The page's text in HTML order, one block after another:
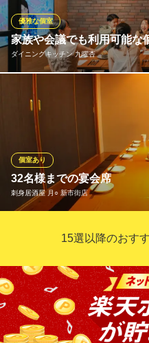
旬の魚と炙り焼 惣や
天然魚の刺身と炭火焼
熊本市電通町筋駅 徒歩1分
熊本県熊本市中央区手取本町2-20 手
家族や会議でも利用可能な
ダイニングキッチン 九曜杏
優雅な個室
個室席は4名〜8名様までご利
を楽しみたいときにおすすめ
ビジネス利用でも多様なシーン
ダイニングキッチン 九曜杏
熊本の味覚を存分に堪能
熊本市電Ａ系統通町筋駅 徒歩
熊本県熊本市中央区城東町4-2 熊本ホ
32名様までの宴会席
刺身居酒屋 月○ 新市街店
個室あり
32名様用のブース席や 10～
せた 各種宴会席有ります。
刺身居酒屋 月○ 新市街店
刺身居酒屋 和風居酒屋
熊本市電花畑町電停 徒歩2分
熊本県熊本市中央区新市街1-11 サン
15選以降のおす